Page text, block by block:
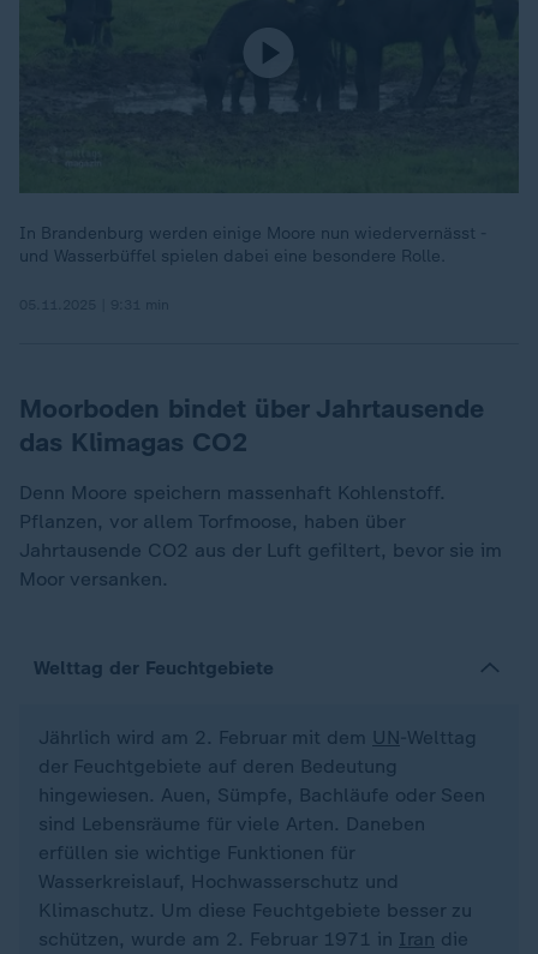
In Brandenburg werden einige Moore nun wiedervernässt -
und Wasserbüffel spielen dabei eine besondere Rolle.
Moorboden bindet über Jahrtausende
das Klimagas CO2
Denn Moore speichern massenhaft Kohlenstoff.
Pflanzen, vor allem Torfmoose, haben über
Jahrtausende CO2 aus der Luft gefiltert, bevor sie im
Moor versanken.
Welttag der Feuchtgebiete
Jährlich wird am 2. Februar mit dem UN -Welttag
der Feuchtgebiete auf deren Bedeutung
hingewiesen. Auen, Sümpfe, Bachläufe oder Seen
sind Lebensräume für viele Arten. Daneben
erfüllen sie wichtige Funktionen für
Wasserkreislauf, Hochwasserschutz und
Klimaschutz. Um diese Feuchtgebiete besser zu
schützen, wurde am 2. Februar 1971 in Iran die